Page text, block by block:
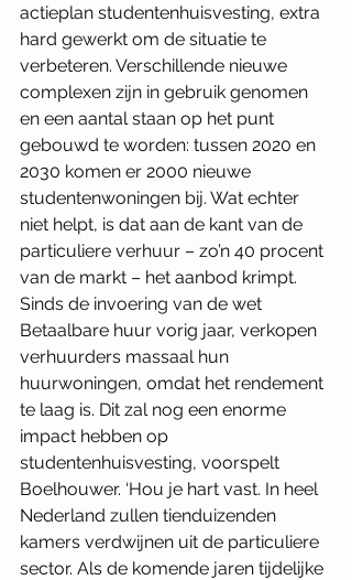
actieplan studentenhuisvesting, extra
hard gewerkt om de situatie te
verbeteren. Verschillende nieuwe
complexen zijn in gebruik genomen
en een aantal staan op het punt
gebouwd te worden: tussen 2020 en
2030 komen er 2000 nieuwe
studentenwoningen bij. Wat echter
niet helpt, is dat aan de kant van de
particuliere verhuur – zo’n 40 procent
van de markt – het aanbod krimpt.
Sinds de invoering van de wet
Betaalbare huur vorig jaar, verkopen
verhuurders massaal hun
huurwoningen, omdat het rendement
te laag is. Dit zal nog een enorme
impact hebben op
studentenhuisvesting, voorspelt
Boelhouwer. ‘Hou je hart vast. In heel
Nederland zullen tienduizenden
kamers verdwijnen uit de particuliere
sector. Als de komende jaren tijdelijke